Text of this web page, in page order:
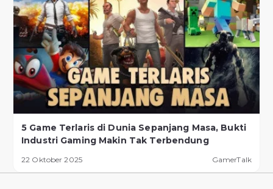
5 Game Terlaris di Dunia Sepanjang Masa, Bukti
Industri Gaming Makin Tak Terbendung
22 Oktober 2025 GamerTalk